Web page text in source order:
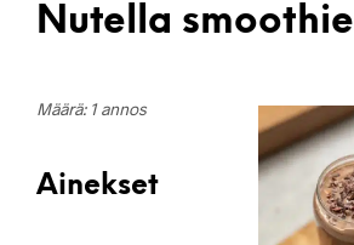
Nutella smoothie
Määrä: 1 annos
Ainekset